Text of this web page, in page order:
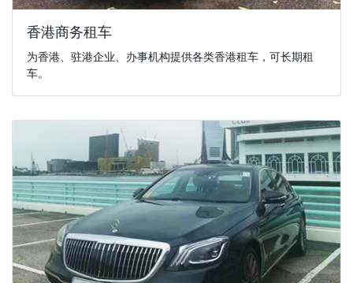
香港商务租车
为香港、驻港企业、办事机构提供各类香港租车，可长期租
车。